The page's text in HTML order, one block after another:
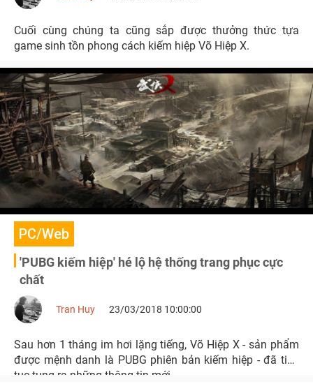
Cuối cùng chúng ta cũng sắp được thưởng thức tựa
game sinh tồn phong cách kiếm hiệp Võ Hiệp X.
PC/Web
'PUBG kiếm hiệp' hé lộ hệ thống trang phục cực
chất
Tran Huy 23/03/2018 10:00:00
Sau hơn 1 tháng im hơi lặng tiếng, Võ Hiệp X - sản phẩm
được mệnh danh là PUBG phiên bản kiếm hiệp - đã tiếp
tục tung ra những thông tin mới.